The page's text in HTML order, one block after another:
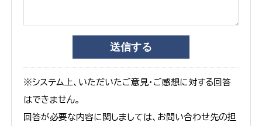
※システム上、いただいたご意見・ご感想に対する回答
はできません。
回答が必要な内容に関しましては、お問い合わせ先の担